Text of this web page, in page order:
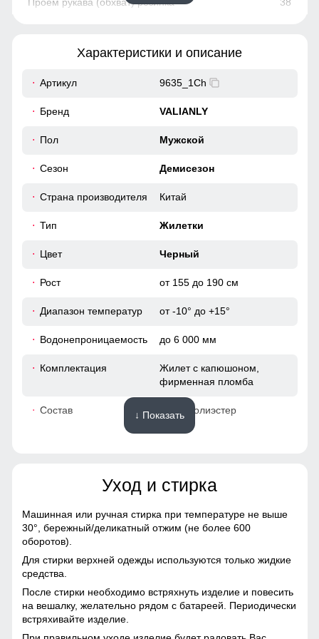
45
Характеристики и описание
Артикул 9635_1Ch
Бренд VALIANLY
Пол Мужской
Сезон Демисезон
Страна производителя Китай
Тип Жилетки
Цвет Черный
Рост от 155 до 190 см
Диапазон температур от -10° до +15°
Водонепроницаемость до 6 000 мм
Комплектация
Жилет с капюшоном,
фирменная пломба
Состав 100% полиэстер
полиэстер, дышащая
вентиляционная сетка Air
Подкладка воротника
Материал
Технологичная
основе полиэстера
Материал утеплителя
↓ Показать
Уход и стирка
Машинная или ручная стирка при температуре не выше
30°, бережный/деликатный отжим (не более 600
оборотов).
Для стирки верхней одежды используются только жидкие
средства.
После стирки необходимо встряхнуть изделие и повесить
на вешалку, желательно рядом с батареей. Периодически
встряхивайте изделие.